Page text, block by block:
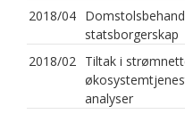
2018/04
statsborgerskap
2018/02
Tiltak i
analyser